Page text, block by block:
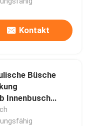
Kontakt
Büsche
Innenbusch